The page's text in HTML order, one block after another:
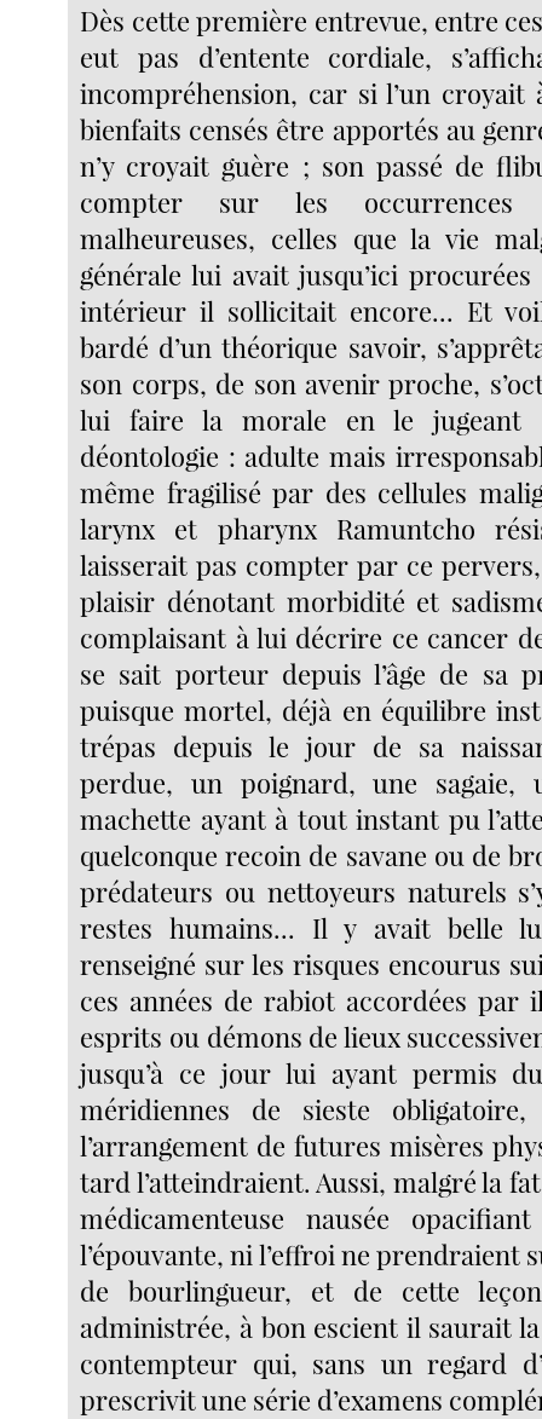
Dès cette première entrevue, entre
eut pas d’entente cordiale,
incompréhension, car si l’un croyait
bienfaits censés être apportés au
n’y croyait guère ; son passé de
compter sur les occurrences
malheureuses, celles que la vie
générale lui avait jusqu’ici
intérieur il sollicitait encore... Et
bardé d’un théorique savoir,
son corps, de son avenir proche,
lui faire la morale en le jugeant
déontologie : adulte mais
même fragilisé par des cellules
larynx et pharynx Ramuntcho
laisserait pas compter par ce
plaisir dénotant morbidité et
complaisant à lui décrire ce cancer
se sait porteur depuis l’âge de sa
puisque mortel, déjà en équilibre
trépas depuis le jour de sa
perdue, un poignard, une sagaie,
machette ayant à tout instant pu
quelconque recoin de savane ou de
prédateurs ou nettoyeurs naturels
restes humains... Il y avait belle
renseigné sur les risques encourus
ces années de rabiot accordées par
esprits ou démons de lieux
jusqu’à ce jour lui ayant permis
méridiennes de sieste
l’arrangement de futures misères
tard l’atteindraient. Aussi, malgré la
médicamenteuse nausée
l’épouvante, ni l’effroi ne prendraient
de bourlingueur, et de cette
administrée, à bon escient il saurait
contempteur qui, sans un regard
prescrivit une série d’examens